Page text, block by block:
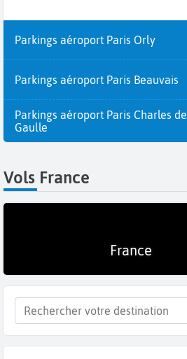
Parkings aéroport Paris Orly
Parkings aéroport Paris Beauvais
Parkings aéroport Paris Charles de
Gaulle
Vols France
France